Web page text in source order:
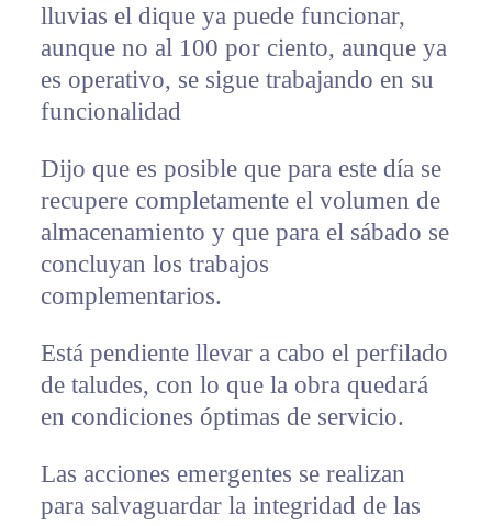
lluvias el dique ya puede funcionar,
aunque no al 100 por ciento, aunque ya
es operativo, se sigue trabajando en su
funcionalidad
Dijo que es posible que para este día se
recupere completamente el volumen de
almacenamiento y que para el sábado se
concluyan los trabajos
complementarios.
Está pendiente llevar a cabo el perfilado
de taludes, con lo que la obra quedará
en condiciones óptimas de servicio.
Las acciones emergentes se realizan
para salvaguardar la integridad de las